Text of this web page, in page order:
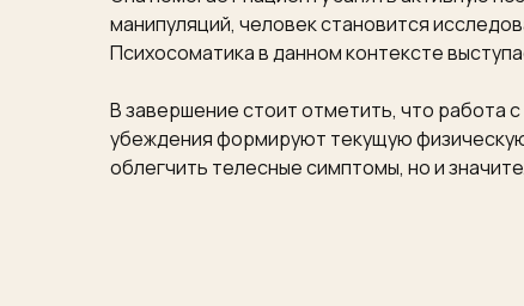
манипуляций, человек становится
Психосоматика в данном контексте
В завершение стоит отметить, что работа
убеждения формируют текущую
облегчить телесные симптомы, но и